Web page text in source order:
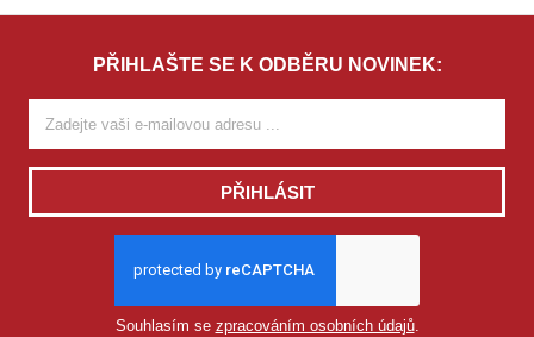
PŘIHLAŠTE SE K ODBĚRU NOVINEK:
PŘIHLÁSIT
Souhlasím se zpracováním osobních údajů.